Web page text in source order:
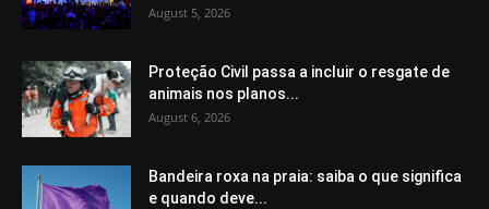
August 5, 2026
Proteção Civil passa a incluir o resgate de
animais nos planos...
August 6, 2026
Bandeira roxa na praia: saiba o que significa
e quando deve...